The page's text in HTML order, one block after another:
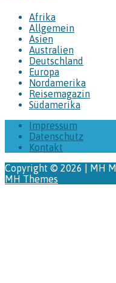
Afrika
Allgemein
Asien
Australien
Deutschland
Europa
Nordamerika
Reisemagazin
Südamerika
Impressum
Datenschutz
Kontakt
Copyright © 2026 | MH
MH Themes